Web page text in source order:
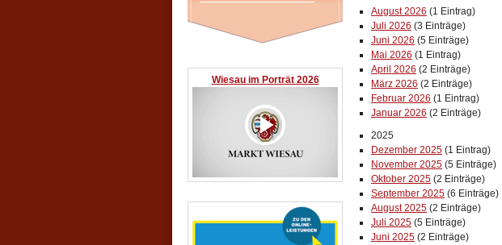
August 2026 (1 Eintrag)
Juli 2026 (3 Einträge)
Juni 2026 (5 Einträge)
Mai 2026 (1 Eintrag)
April 2026 (2 Einträge)
März 2026 (2 Einträge)
Februar 2026 (1 Eintrag)
Januar 2026 (2 Einträge)
2025
Dezember 2025 (1 Eintrag)
November 2025 (5 Einträge)
Oktober 2025 (2 Einträge)
September 2025 (6 Einträge)
August 2025 (2 Einträge)
Juli 2025 (5 Einträge)
Juni 2025 (2 Einträge)
Wiesau im Porträt 2026